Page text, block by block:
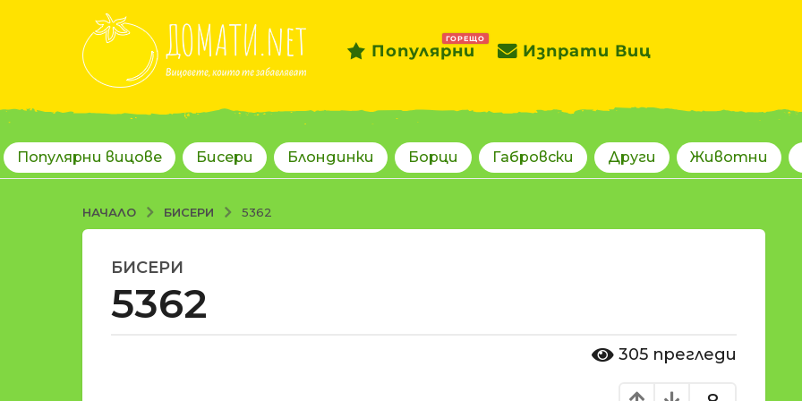
Популярни
ГОРЕЩО
Изпрати Виц
Популярни вицове Бисери Блондинки Борци Габровски Други Животни
НАЧАЛО БИСЕРИ 5362
1
8
г
БИСЕРИ
5362
305 прегледи